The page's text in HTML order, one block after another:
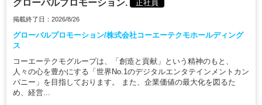
グローバルプロモーション. 正社員
掲載終了日：2026/8/26
グローバルプロモーション/株式会社コーエーテクモホールディング
ス
コーエーテクモグループは、「創造と貢献」という精神のもと、
人々の心を豊かにする「世界No.1のデジタルエンタテインメントカン
パニー」を目指しております。 また、企業価値の最大化を図るた
め、経営...